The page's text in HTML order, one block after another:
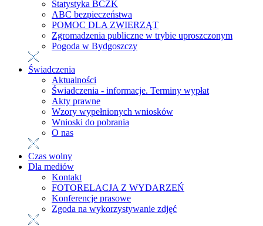
Statystyka BCZK
ABC bezpieczeństwa
POMOC DLA ZWIERZĄT
Zgromadzenia publiczne w trybie uproszczonym
Pogoda w Bydgoszczy
Świadczenia
Aktualności
Świadczenia - informacje. Terminy wypłat
Akty prawne
Wzory wypełnionych wniosków
Wnioski do pobrania
O nas
Czas wolny
Dla mediów
Kontakt
FOTORELACJA Z WYDARZEŃ
Konferencje prasowe
Zgoda na wykorzystywanie zdjęć